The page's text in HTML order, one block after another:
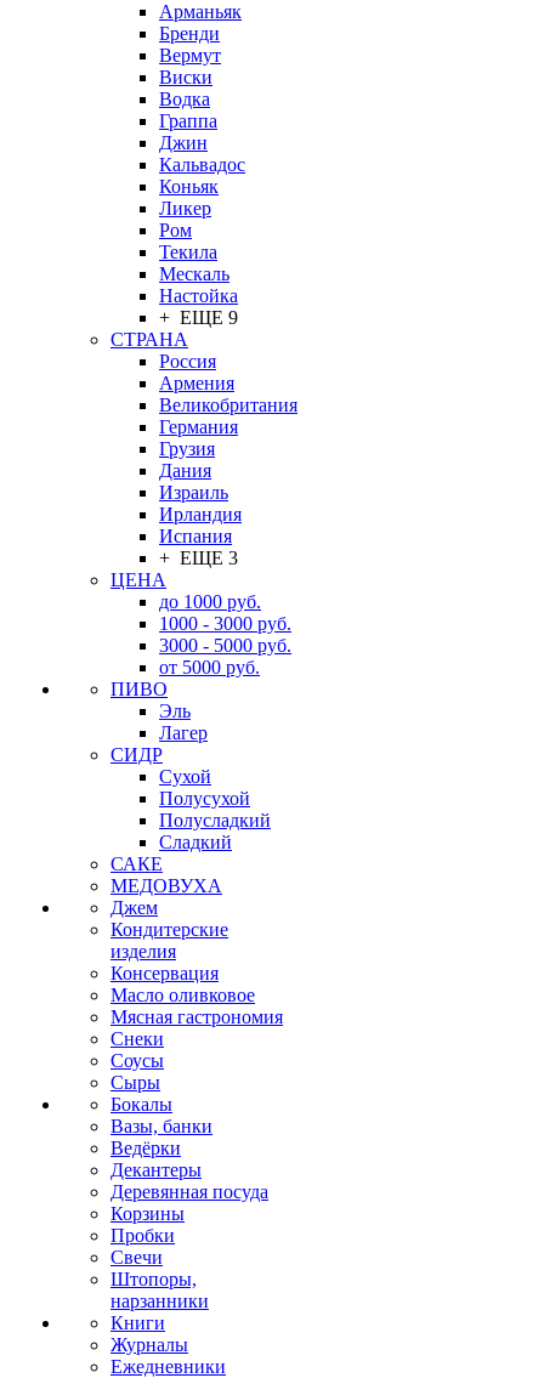
Арманьяк
Бренди
Вермут
Виски
Водка
Граппа
Джин
Кальвадос
Коньяк
Ликер
Ром
Текила
Мескаль
Настойка
+ ЕЩЕ 9
СТРАНА
Россия
Армения
Великобритания
Германия
Грузия
Дания
Израиль
Ирландия
Испания
+ ЕЩЕ 3
ЦЕНА
до 1000 руб.
1000 - 3000 руб.
3000 - 5000 руб.
от 5000 руб.
ПИВО
Эль
Лагер
СИДР
Сухой
Полусухой
Полусладкий
Сладкий
САКЕ
МЕДОВУХА
Джем
Кондитерские
изделия
Консервация
Масло оливковое
Мясная гастрономия
Снеки
Соусы
Сыры
Бокалы
Вазы, банки
Ведёрки
Декантеры
Деревянная посуда
Корзины
Пробки
Свечи
Штопоры,
нарзанники
Книги
Журналы
Ежедневники